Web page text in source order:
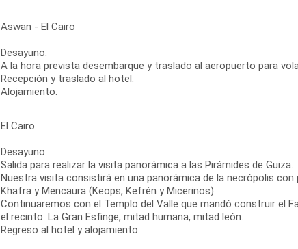
Aswan - El Cairo
Desayuno.
A la hora prevista desembarque y traslado al aeropuerto para
Recepción y traslado al hotel.
Alojamiento.
El Cairo
Desayuno.
Salida para realizar la visita panorámica a las Pirámides de Guiza.
Nuestra visita consistirá en una panorámica de la necrópolis
Khafra y Mencaura (Keops, Kefrén y Micerinos).
Continuaremos con el Templo del Valle que mandó construir el
el recinto: La Gran Esfinge, mitad humana, mitad león.
Regreso al hotel y alojamiento.